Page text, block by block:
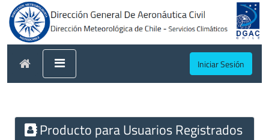
Iniciar Sesión
Producto para Usuarios Registrados